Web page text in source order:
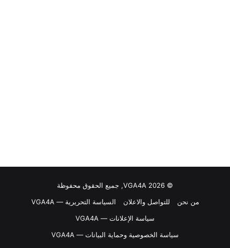
© VGA4A 2026, جميع الحقوق محفوظة
من نحن
للتواصل والاعلان
السياسة التحريرية — VGA4A
سياسة الإعلانات — VGA4A
سياسة الخصوصية وحماية البيانات — VGA4A